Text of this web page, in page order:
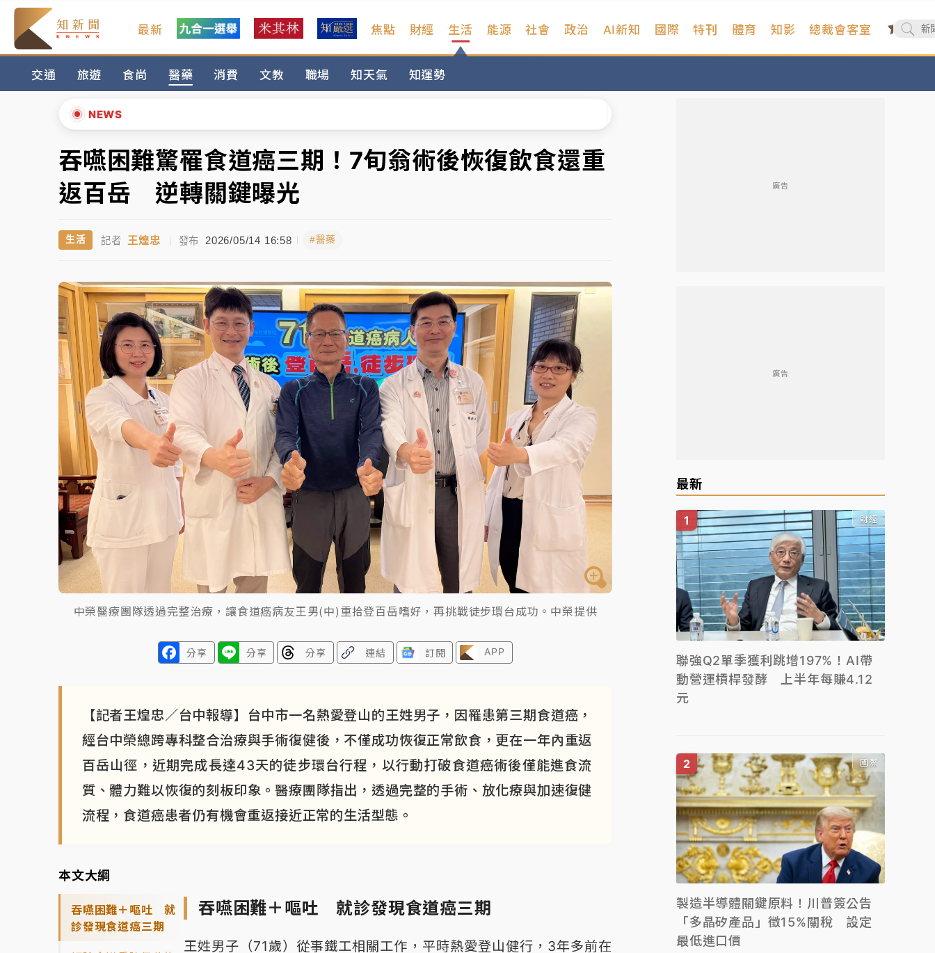
最新 焦點 財經 生活
交通 旅遊 食尚 醫藥 消費 文教 職場 知天氣 知運勢
能源 社會 政治 AI新知 國際 特刊 體育 知影 總裁會客室
NEWS
暑假過三周才推「E宿新北打卡趣」！抽獎程序複雜 觀旅局回應了
中信慈善基金會想增加董事人數！辜仲諒向法院聲請遭駁 理由曝光
故宮《龍藏經》特展第2檔！今線上預約開賣一度塞車 周六起展出延長至晚上7時
台東農業處長涉圖利渡假村！東檢抗告成功 今重開羈押庭
女律師陳昱瑄詐慈濟10億！黃金158kg遭查扣畫面曝光
中信慈善基金會想增加董事人數！辜仲諒向法院聲請遭駁 理由曝光
故宮《龍藏經》特展第2檔！今線上預約開賣一度塞車 周六起展出延長至晚上7時
台東農業處長涉圖利渡假村！東檢抗告成功 今重開羈押庭
父親節泡湯了！中颱白海豚雨彈轟3天 「紅到發紫」降雨熱區曝
▲
▼
吞嚥困難驚罹食道癌三期！7旬翁術後恢復飲食還重
返百岳 逆轉關鍵曝光
生活 記者 王煌忠 | 發布 2026/05/14 16:58 #醫藥
中榮醫療團隊透過完整治療，讓食道癌病友王男(中)重拾登百岳嗜好，再挑戰徒步環台成功。中榮提供
分享 分享 分享 連結 訂閱 APP
【記者王煌忠／台中報導】台中市一名熱愛登山的王姓男子，因罹患第三期食道癌，
經台中榮總跨專科整合治療與手術復健後，不僅成功恢復正常飲食，更在一年內重返
百岳山徑，近期完成長達43天的徒步環台行程，以行動打破食道癌術後僅能進食流
質、體力難以恢復的刻板印象。醫療團隊指出，透過完整的手術、放化療與加速復健
流程，食道癌患者仍有機會重返接近正常的生活型態。
本文大綱
吞嚥困難＋嘔吐 就
診發現食道癌三期
吞嚥困難＋嘔吐 就診發現食道癌三期
王姓男子（71歲）從事鐵工相關工作，平時熱愛登山健行，3年多前在
廣告
廣告
最新
財經
聯強Q2單季獲利跳增197%！AI帶
動營運槓桿發酵 上半年每賺4.12
元
國際
製造半導體關鍵原料！川普簽公告
「多晶矽產品」徵15%關稅 設定
最低進口價